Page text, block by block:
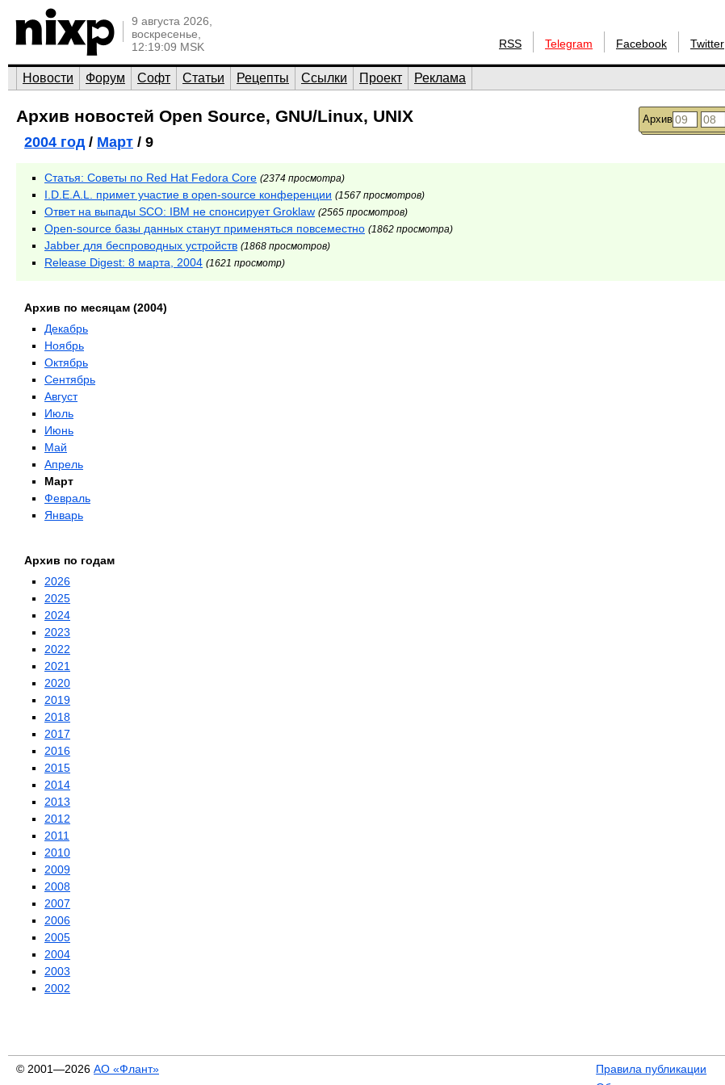
9 августа 2026,
воскресенье,
12:19:09 MSK
RSS Telegram Facebook Twitter
Новости Форум Софт Статьи Рецепты Ссылки Проект Реклама
Архив
Архив новостей Open Source, GNU/Linux, UNIX
2004 год/ Март / 9
Статья: Советы по Red Hat Fedora Core (2374 просмотра)
I.D.E.A.L. примет участие в open-source конференции (1567 просмотров)
Ответ на выпады SCO: IBM не спонсирует Groklaw (2565 просмотров)
Open-source базы данных станут применяться повсеместно (1862 просмотра)
Jabber для беспроводных устройств (1868 просмотров)
Release Digest: 8 марта, 2004 (1621 просмотр)
Архив по месяцам (2004)
Декабрь
Ноябрь
Октябрь
Сентябрь
Август
Июль
Июнь
Май
Апрель
Март
Февраль
Январь
Архив по годам
2026
2025
2024
2023
2022
2021
2020
2019
2018
2017
2016
2015
2014
2013
2012
2011
2010
2009
2008
2007
2006
2005
2004
2003
2002
© 2001—2026 АО «Флант»
Правила публикации